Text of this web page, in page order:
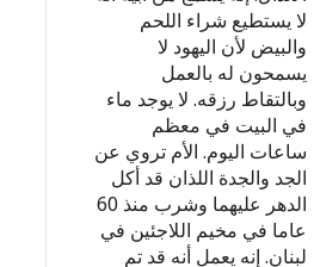
لا يستطيع شراء اللحم
والبيض لأن اليهود لا
يسمحون له بالعمل
وبالتقاط رزقه. لا يوجد ماء
في البيت في معظم
ساعات اليوم. الأم تروي عن
الجد والجدة اللذان قد أكل
الدهر عليهما وشرب منذ 60
عاما في مخيم اللاجئين في
لبنان. إنه يعمل أنه قد تم